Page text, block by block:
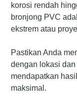
korosi rendah
bronjong PVC
ekstrem atau
Pastikan Anda
dengan lokasi
mendapatkan
maksimal.